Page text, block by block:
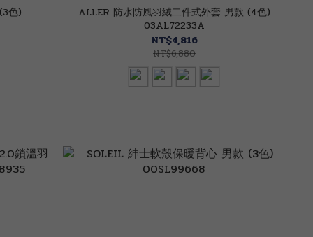
色)
ALLER 防水防風羽絨二件式外套 男款 (4色)
03AL72233A
NT$4,816
NT$6,880